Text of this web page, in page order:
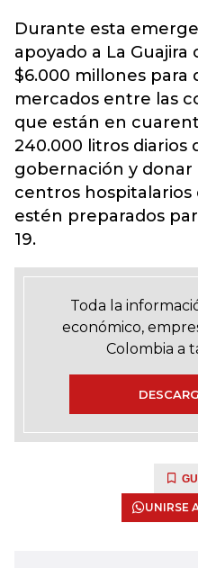
Durante esta
apoyado a La
$6.000 millones para
mercados entre las
que están en
240.000 litros diarios
gobernación y donar
centros hospitalarios
estén preparados
19.
Toda la
económico,
Colombia a
UNIRSE